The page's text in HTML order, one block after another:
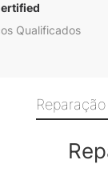
Qualificados